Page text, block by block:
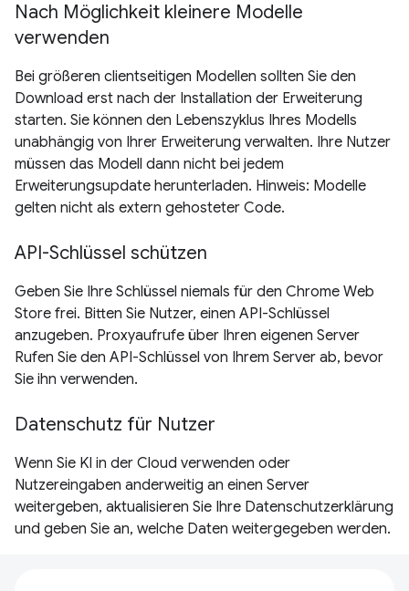
Nach Möglichkeit kleinere Modelle
verwenden
Bei größeren clientseitigen Modellen sollten Sie den
Download erst nach der Installation der Erweiterung
starten. Sie können den Lebenszyklus Ihres Modells
unabhängig von Ihrer Erweiterung verwalten. Ihre Nutzer
müssen das Modell dann nicht bei jedem
Erweiterungsupdate herunterladen. Hinweis: Modelle
gelten nicht als extern gehosteter Code.
API-Schlüssel schützen
Geben Sie Ihre Schlüssel niemals für den Chrome Web
Store frei. Bitten Sie Nutzer, einen API-Schlüssel
anzugeben. Proxyaufrufe über Ihren eigenen Server
Rufen Sie den API-Schlüssel von Ihrem Server ab, bevor
Sie ihn verwenden.
Datenschutz für Nutzer
Wenn Sie KI in der Cloud verwenden oder
Nutzereingaben anderweitig an einen Server
weitergeben, aktualisieren Sie Ihre Datenschutzerklärung
und geben Sie an, welche Daten weitergegeben werden.